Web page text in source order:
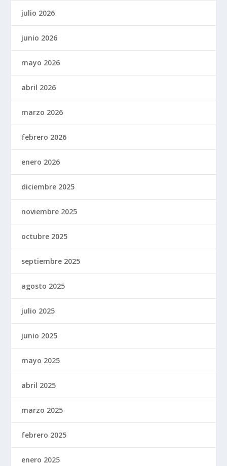
julio 2026
junio 2026
mayo 2026
abril 2026
marzo 2026
febrero 2026
enero 2026
diciembre 2025
noviembre 2025
octubre 2025
septiembre 2025
agosto 2025
julio 2025
junio 2025
mayo 2025
abril 2025
marzo 2025
febrero 2025
enero 2025